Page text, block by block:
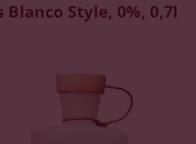
Blanco Style, 0%, 0,7l